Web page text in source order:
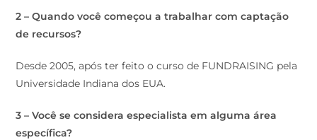
2 – Quando você começou a trabalhar com captação
de recursos?
Desde 2005, após ter feito o curso de FUNDRAISING pela
Universidade Indiana dos EUA.
3 – Você se considera especialista em alguma área
específica?